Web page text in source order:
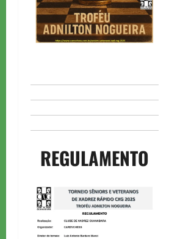
REGULAMENTO